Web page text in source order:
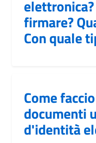
firmare?
Con quale
Come
documenti
d'identità